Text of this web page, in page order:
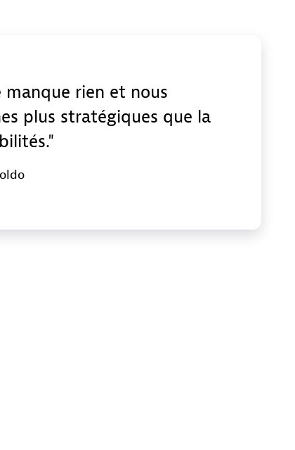
manque rien et nous
plus stratégiques que la